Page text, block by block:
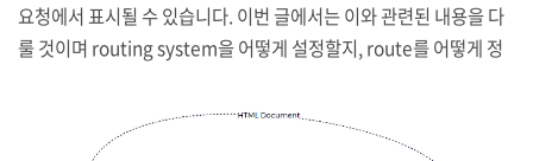
요청에서 표시될 수 있습니다. 이번 글에서는 이와 관련된 내용을 다
룰 것이며 routing system을 어떻게 설정할지, route를 어떻게 정
지에 대한 것들도 함께 알아볼 것입니다. 또한 Blazor 환경에 comp
onent가 능동적으로 참여할 수 있는 component 생명주기에 관해